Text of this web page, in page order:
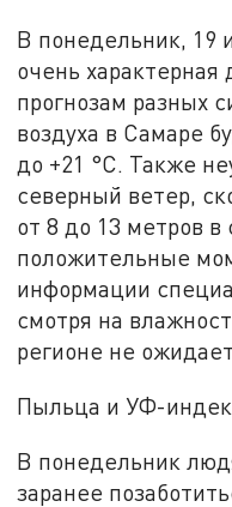
В понедельник, 19
очень характерная
прогнозам разных
воздуха в Самаре
до +21 °C. Также
северный ветер,
от 8 до 13 метров в
положительные
информации
смотря на
регионе не
Пыльца и УФ-
В понедельник
заранее